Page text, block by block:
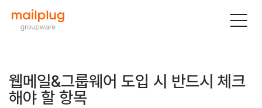
웹메일&그룹웨어 도입 시 반드시 체크
해야 할 항목